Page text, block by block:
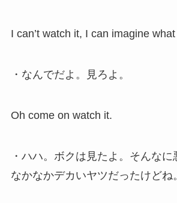
I can’t watch it, I can imagine
・なんでだよ。見ろよ。
Oh come on watch it.
・ハハ。ボクは見たよ。そんなに
なかなかデカいヤツだったけどね。